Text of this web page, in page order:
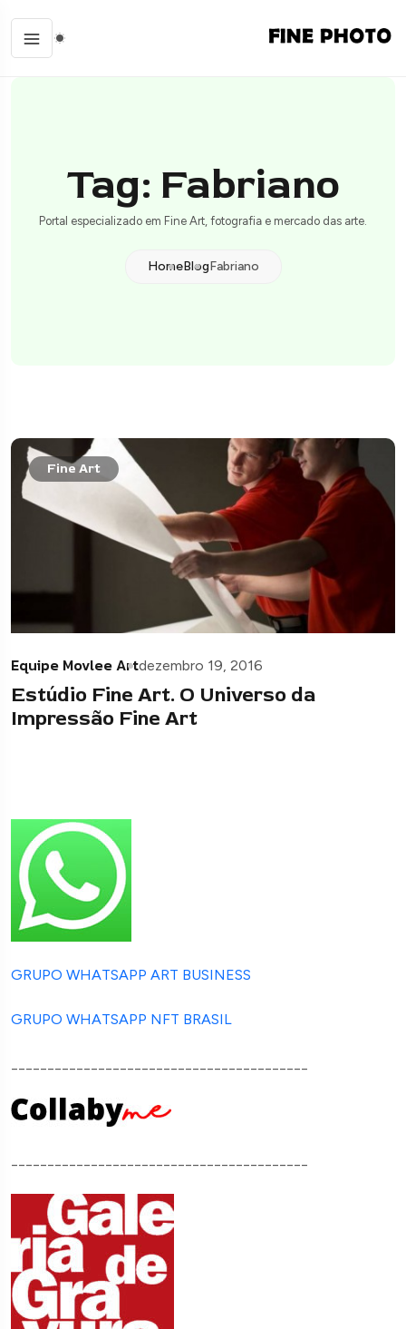
Tag: Fabriano
Portal especializado em Fine Art, fotografia e mercado das arte.
HomeBlogFabriano
Fine Art
Equipe Movlee Artdezembro 19, 2016
Estúdio Fine Art. O Universo da
Impressão Fine Art
GRUPO WHATSAPP ART BUSINESS
GRUPO WHATSAPP NFT BRASIL